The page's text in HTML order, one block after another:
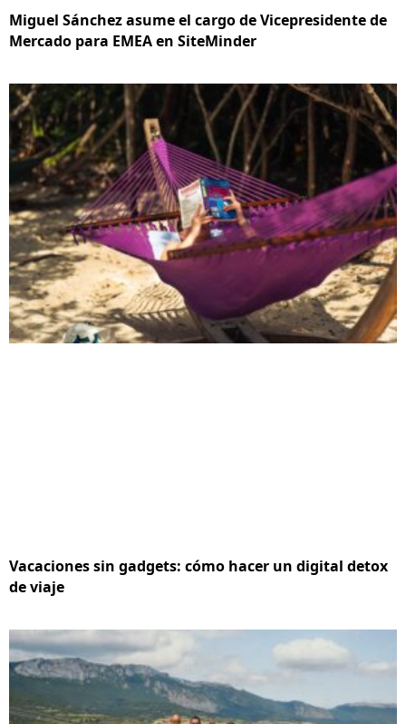
Miguel Sánchez asume el cargo de Vicepresidente de
Mercado para EMEA en SiteMinder
Vacaciones sin gadgets: cómo hacer un digital detox
de viaje